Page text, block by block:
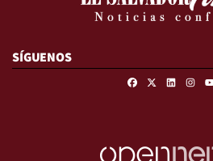
SÍGUENOS
FacebookLinkedin